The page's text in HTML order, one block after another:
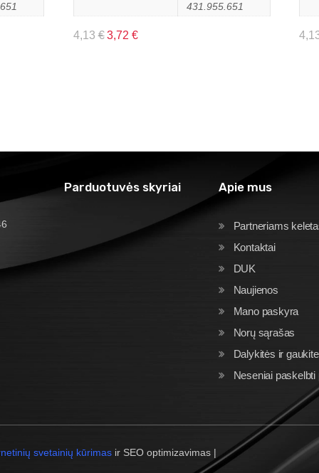
431.955.651
4,13€ 3,72 €
Parduotuvės skyriai Apie mus
Partneriams
Kontaktai
DUK
Naujienos
Mano paskyra
Norų sąrašas
Dalykitės ir
Neseniai paskelbti
svetainių kūrimas ir SEO optimizavimas |